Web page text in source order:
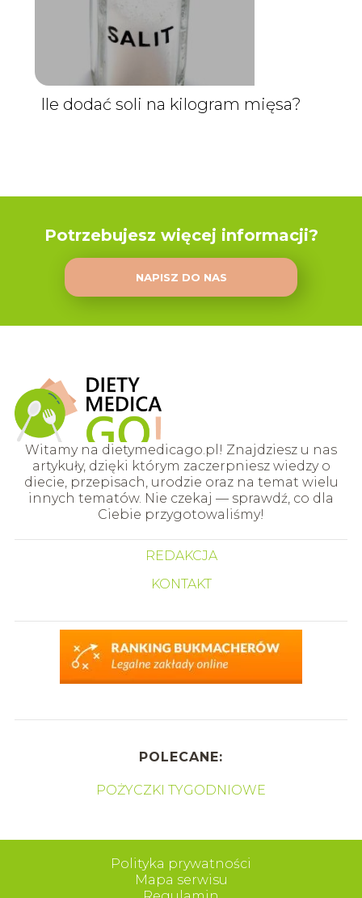
Ile dodać soli na kilogram mięsa?
Potrzebujesz więcej informacji?
NAPISZ DO NAS
Witamy na dietymedicago.pl! Znajdziesz u nas
artykuły, dzięki którym zaczerpniesz wiedzy o
diecie, przepisach, urodzie oraz na temat wielu
innych tematów. Nie czekaj — sprawdź, co dla
Ciebie przygotowaliśmy!
REDAKCJA
KONTAKT
POLECANE:
POŻYCZKI TYGODNIOWE
Polityka prywatności
Mapa serwisu